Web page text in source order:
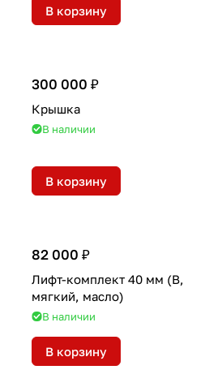
В корзину
300 000 ₽
Крышка
В наличии
В корзину
82 000 ₽
Лифт-комплект 40 мм (B,
мягкий, масло)
В наличии
В корзину